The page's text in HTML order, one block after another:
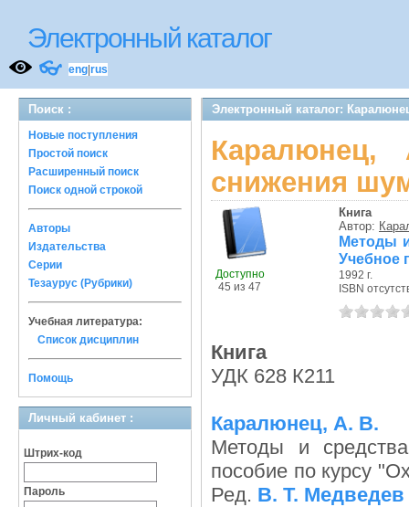
Электронный каталог
👓 eng rus
Поиск :
Новые поступления
Простой поиск
Расширенный поиск
Поиск одной строкой
Авторы
Издательства
Серии
Тезаурус (Рубрики)
Учебная литература:
Список дисциплин
Помощь
Личный кабинет :
Штрих-код
Пароль
Электронный каталог:
снижения
Доступно
45 из 47
Книга
Автор:
Методы
Учебное
1992 г.
ISBN
Книга
УДК 628 К211
Каралюнец, А. В.
Методы и
пособие по курсу
Ред. В. Т. Медведев